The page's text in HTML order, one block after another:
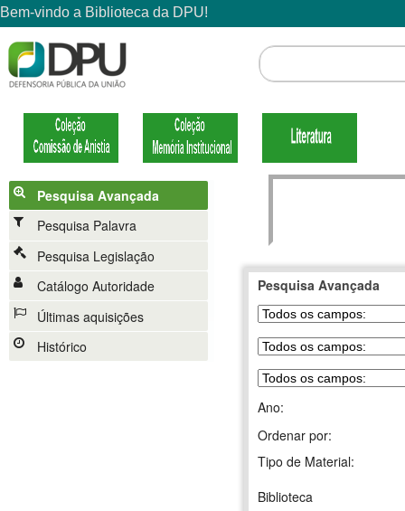
Pesquisa Avançada
Pesquisa Palavra
Pesquisa Legislação
Catálogo Autoridade
Últimas aquisições
Histórico
Pesquisa Avançada
Ano:
Ordenar por:
Tipo de Material:
Biblioteca